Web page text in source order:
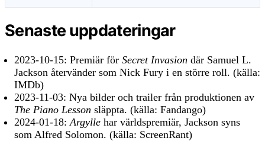
Senaste uppdateringar
2023-10-15: Premiär för Secret Invasion där Samuel L.
Jackson återvänder som Nick Fury i en större roll. (källa:
IMDb)
2023-11-03: Nya bilder och trailer från produktionen av
The Piano Lesson släppta. (källa: Fandango)
2024-01-18: Argylle har världspremiär, Jackson syns
som Alfred Solomon. (källa: ScreenRant)